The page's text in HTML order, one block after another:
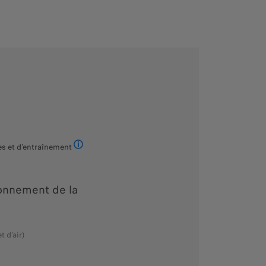
et d’entraînement
de la
d’air)